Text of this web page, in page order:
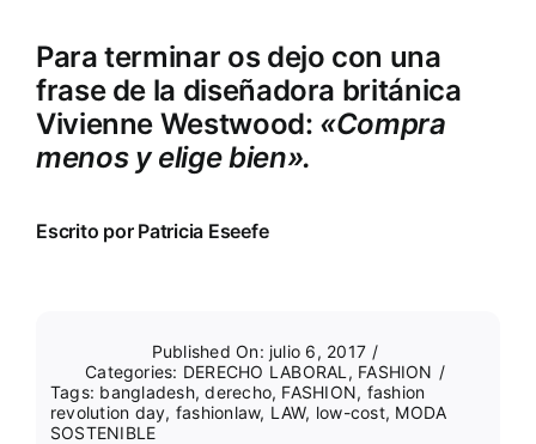
Para terminar os dejo con una
frase de la diseñadora británica
Vivienne Westwood: «Compra
menos y elige bien».
Escrito por Patricia Eseefe
Published On: julio 6, 2017 /
Categories: DERECHO LABORAL , FASHION /
Tags: bangladesh,derecho, FASHION, fashion
revolution day, fashionlaw, LAW, low-cost, MODA
SOSTENIBLE